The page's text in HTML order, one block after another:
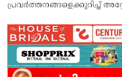
പ്രവർത്തനങ്ങളെക്കുറിച്ച്